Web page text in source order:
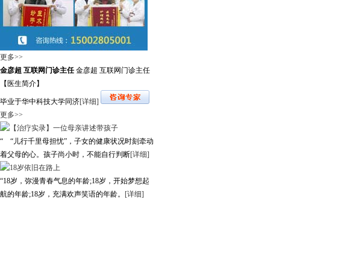
更多>>
金彦超 互联网门诊主任 金彦超 互联网门诊主任
【医生简介】
毕业于华中科技大学同济[详细]
更多>>
“ “儿行千里母担忧”，子女的健康状况时刻牵动
着父母的心。孩子尚小时，不能自行判断[详细]
“18岁，弥漫青春气息的年龄;18岁，开始梦想起
航的年龄;18岁，充满欢声笑语的年龄。 [详细]